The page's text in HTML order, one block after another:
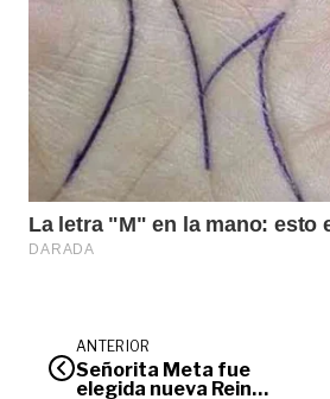
ANTERIOR
Señorita Meta fue
elegida nueva Reina